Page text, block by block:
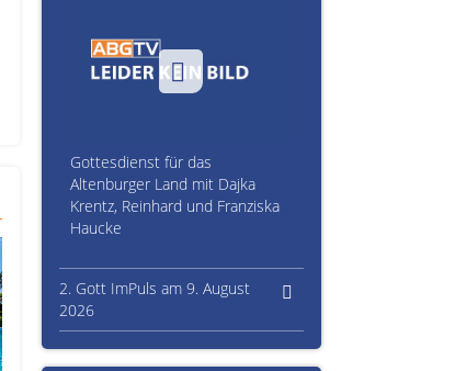
Gottesdienst für das
Altenburger Land mit Dajka
Krentz, Reinhard und Franziska
Haucke
2. Gott ImPuls am 9. August
2026